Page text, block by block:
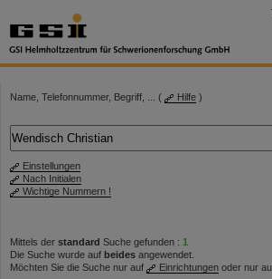
Name, Telefonnummer, Begriff, ... ( Hilfe )
Einstellungen
Nach Initialen
Wichtige Nummern !
Mittels der standard Suche gefunden : 1
Die Suche wurde auf beides angewendet.
Möchten Sie die Suche nur auf
Einrichtungen oder nur